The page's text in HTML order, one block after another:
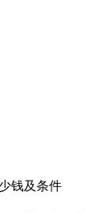
钱及条件